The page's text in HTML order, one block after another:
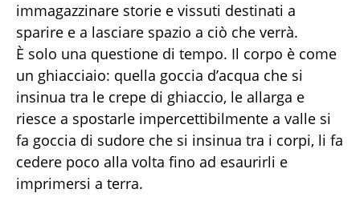
immagazzinare storie e vissuti destinati a
sparire e a lasciare spazio a ciò che verrà.
È solo una questione di tempo. Il corpo è come
un ghiacciaio: quella goccia d’acqua che si
insinua tra le crepe di ghiaccio, le allarga e
riesce a spostarle impercettibilmente a valle si
fa goccia di sudore che si insinua tra i corpi, li fa
cedere poco alla volta fino ad esaurirli e
imprimersi a terra.